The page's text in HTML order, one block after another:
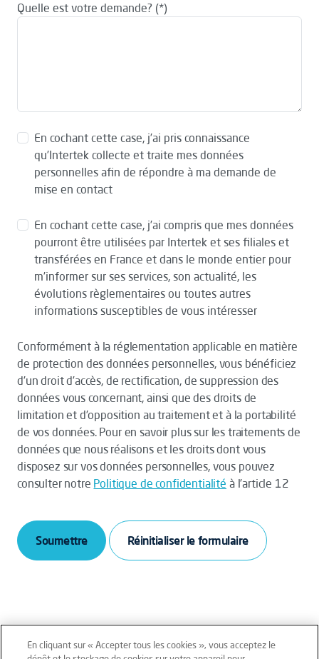
Quelle est votre demande?
En cochant cette case, j’ai pris connaissance
qu’Intertek collecte et traite mes données
personnelles afin de répondre à ma demande de
mise en contact
En cochant cette case, j’ai compris que mes données
pourront être utilisées par Intertek et ses filiales et
transférées en France et dans le monde entier pour
m’informer sur ses services, son actualité, les
évolutions règlementaires ou toutes autres
informations susceptibles de vous intéresser
Conformément à la réglementation applicable en matière
de protection des données personnelles, vous bénéficiez
d’un droit d’accès, de rectification, de suppression des
données vous concernant, ainsi que des droits de
limitation et d’opposition au traitement et à la portabilité
de vos données. Pour en savoir plus sur les traitements de
données que nous réalisons et les droits dont vous
disposez sur vos données personnelles, vous pouvez
consulter notre Politique de confidentialité à l’article 12
Soumettre
En cliquant sur « Accepter tous les cookies », vous acceptez le